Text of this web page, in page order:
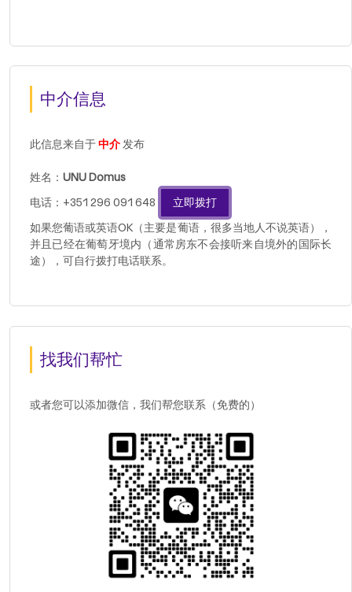
中介信息
此信息来自于中介发布
姓名： UNU Domus
电话：+351 296 091 648
立即拨打
如果您葡语或英语OK（主要是葡语，很多当地人不说英语），
并且已经在葡萄牙境内（通常房东不会接听来自境外的国际长
途），可自行拨打电话联系。
找我们帮忙
或者您可以添加微信，我们帮您联系（免费的）